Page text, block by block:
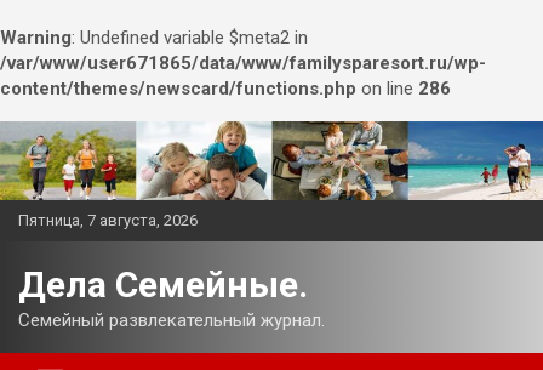
Warning: Undefined variable $meta2 in
/var/www/user671865/data/www/familysparesort.ru/wp-
content/themes/newscard/functions.php on line 286
Перейти
к
содержимому
Пятница, 7 августа, 2026
Дела Семейные.
Семейный развлекательный журнал.